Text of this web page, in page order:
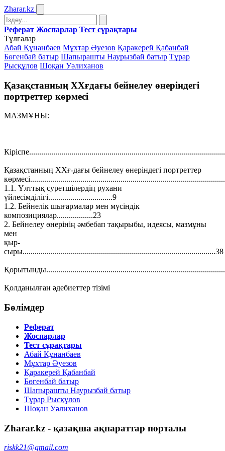
Zharar.kz
Реферат Жоспарлар Тест сұрақтары
Тұлғалар
Абай Құнанбаев Мұхтар Әуезов Қаракерей Қабанбай
Бөгенбай батыр Шапырашты Наурызбай батыр Тұрар
Рысқұлов Шоқан Уәлиханов
Қазақстанның ХХғдағы бейнелеу өнеріндегі
портреттер көрмесі
МАЗМҰНЫ:
Қазақстанның ХХғ-дағы бейнелеу өнеріндегі портреттер
1.1. Ұлттық суретшілердің рухани
үйлесімділігі................................9
1.2. Бейнелік шығармалар мен мүсіндік
композициялар..................23
2. Бейнелеу өнерінің әмбебап тақырыбы, идеясы, мазмұны
мен
қыр-
сыры................................................................................................38
Қолданылған әдебиеттер тізімі
Бөлімдер
Реферат
Жоспарлар
Тест сұрақтары
Абай Құнанбаев
Мұхтар Әуезов
Қаракерей Қабанбай
Бөгенбай батыр
Шапырашты Наурызбай батыр
Тұрар Рысқұлов
Шоқан Уәлиханов
Zharar.kz - қазақша ақпараттар порталы
riskk21@gmail.com